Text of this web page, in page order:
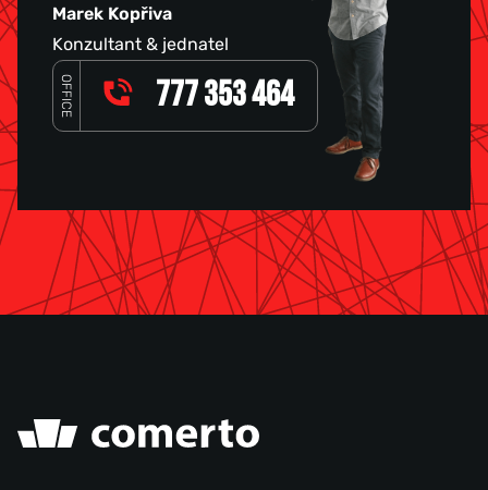
Marek Kopřiva
Konzultant & jednatel
OFFICE 777 353 464